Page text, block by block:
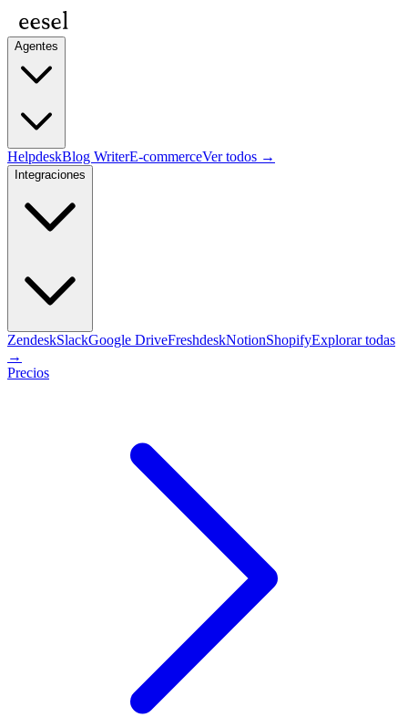
Agentes
HelpdeskBlog WriterE-commerceVer todos →
Integraciones
ZendeskSlackGoogle DriveFreshdeskNotionShopifyExplorar todas
→
Precios